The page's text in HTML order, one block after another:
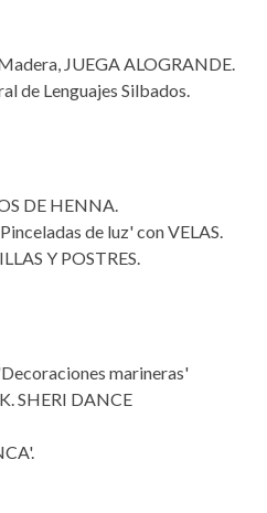
JUEGA ALOGRANDE.
de Lenguajes Silbados.
DE HENNA.
de luz' con VELAS.
Y POSTRES.
marineras'
SHERI DANCE